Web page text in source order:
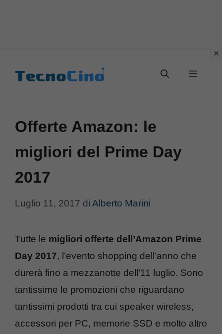
Menu
Offerte Amazon: le
migliori del Prime Day
2017
Luglio 11, 2017 di Alberto Marini
Tutte le migliori offerte dell’Amazon Prime
Day 2017, l’evento shopping dell’anno che
durerà fino a mezzanotte dell’11 luglio. Sono
tantissime le promozioni che riguardano
tantissimi prodotti tra cui speaker wireless,
accessori per PC, memorie SSD e molto altro